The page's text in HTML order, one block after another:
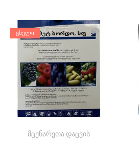
ᲪᲮᲔᲚᲘ
მცენარეთა დაცვის